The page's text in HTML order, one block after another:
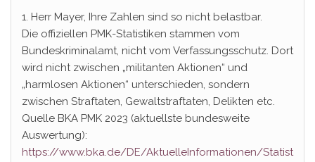
1. Herr Mayer, Ihre Zahlen sind so nicht belastbar.
Die offiziellen PMK-Statistiken stammen vom
Bundeskriminalamt, nicht vom Verfassungsschutz. Dort
wird nicht zwischen „militanten Aktionen“ und
„harmlosen Aktionen“ unterschieden, sondern
zwischen Straftaten, Gewaltstraftaten, Delikten etc.
Quelle BKA PMK 2023 (aktuellste bundesweite
Auswertung):
https://www.bka.de/DE/AktuelleInformationen/Statist